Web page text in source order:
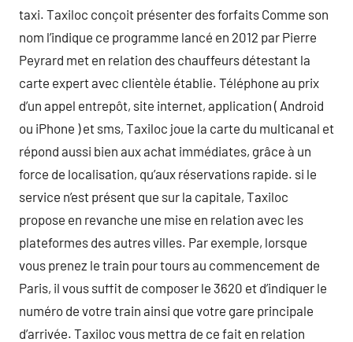
taxi. Taxiloc conçoit présenter des forfaits Comme son
nom l’indique ce programme lancé en 2012 par Pierre
Peyrard met en relation des chauffeurs détestant la
carte expert avec clientèle établie. Téléphone au prix
d’un appel entrepôt, site internet, application ( Android
ou iPhone ) et sms, Taxiloc joue la carte du multicanal et
répond aussi bien aux achat immédiates, grâce à un
force de localisation, qu’aux réservations rapide. si le
service n’est présent que sur la capitale, Taxiloc
propose en revanche une mise en relation avec les
plateformes des autres villes. Par exemple, lorsque
vous prenez le train pour tours au commencement de
Paris, il vous suffit de composer le 3620 et d’indiquer le
numéro de votre train ainsi que votre gare principale
d’arrivée. Taxiloc vous mettra de ce fait en relation